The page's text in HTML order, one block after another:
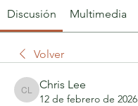
Discusión Multimedia
Volver
Chris Lee
Chris Lee
12 de febrero de 2026